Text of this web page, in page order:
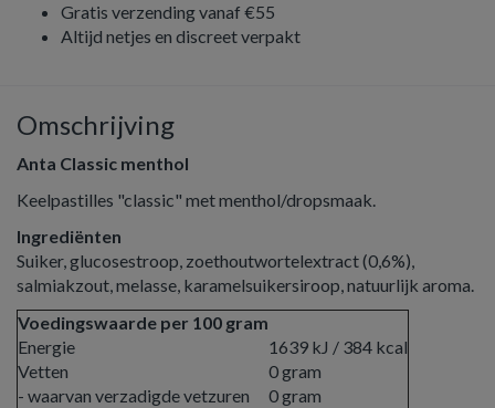
Gratis verzending vanaf €55
Altijd netjes en discreet verpakt
Omschrijving
Anta Classic menthol
Keelpastilles "classic" met menthol/dropsmaak.
Ingrediënten
Suiker, glucosestroop, zoethoutwortelextract (0,6%),
salmiakzout, melasse, karamelsuikersiroop, natuurlijk aroma.
Voedingswaarde per 100 gram
Energie
1639 kJ / 384 kcal
Vetten
- waarvan verzadigde vetzuren
0 gram
0 gram